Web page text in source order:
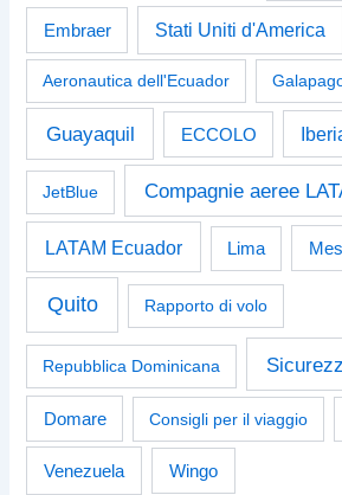
Embraer Stati Uniti d'America
Aeronautica dell'Ecuador
Guayaquil ECCOLO
JetBlue Compagnie aeree
LATAM Ecuador Lima
Quito Rapporto di volo
Repubblica Dominicana
Domare Consigli per il viaggio
Venezuela Wingo